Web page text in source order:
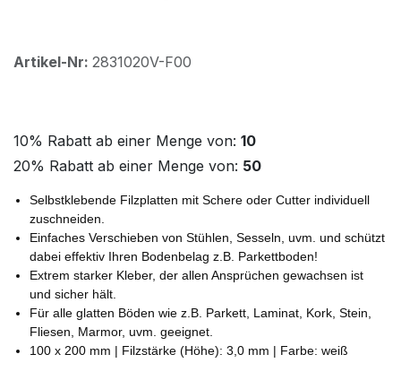
Artikel-Nr: 2831020V-F00
10% Rabatt ab einer Menge von: 10
20% Rabatt ab einer Menge von: 50
Selbstklebende Filzplatten mit Schere oder Cutter individuell
zuschneiden.
Einfaches Verschieben von Stühlen, Sesseln, uvm. und schützt
dabei effektiv Ihren Bodenbelag z.B. Parkettboden!
Extrem starker Kleber, der allen Ansprüchen gewachsen ist
und sicher hält.
Für alle glatten Böden wie z.B. Parkett, Laminat, Kork, Stein,
Fliesen, Marmor, uvm. geeignet.
100 x 200 mm | Filzstärke (Höhe): 3,0 mm | Farbe: weiß